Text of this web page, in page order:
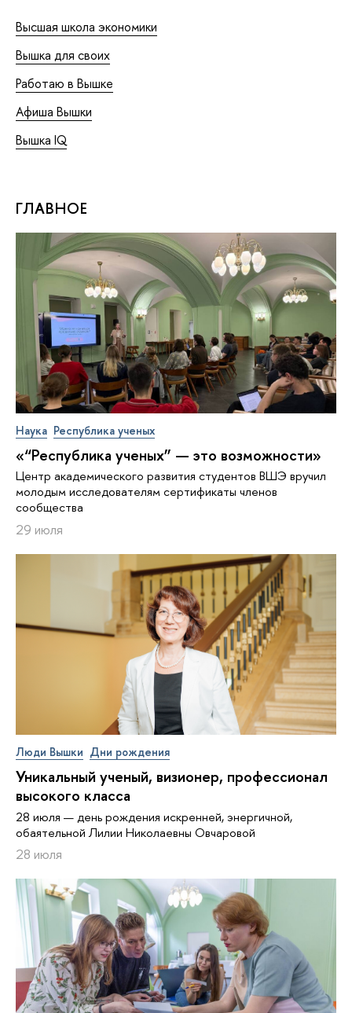
Высшая школа экономики
Вышка для своих
Работаю в Вышке
Афиша Вышки
Вышка IQ
ГЛАВНОЕ
Наука Республика ученых
«“Республика ученых” — это возможности»
Центр академического развития студентов ВШЭ вручил
молодым исследователям сертификаты членов
сообщества
29 июля
Люди Вышки Дни рождения
Уникальный ученый, визионер, про­фес­си­о­нал
высокого класса
28 июля — день рождения искренней, энергичной,
обаятельной Лилии Николаевны Овчаровой
28 июля